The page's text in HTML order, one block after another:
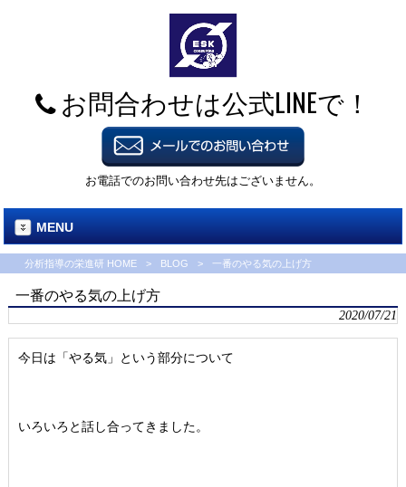
お問合わせは公式LINEで！
お電話でのお問い合わせ先はございません。
MENU
分析指導の栄進研 HOME > BLOG > 一番のやる気の上げ方
一番のやる気の上げ方
2020/07/21
今日は「やる気」という部分について
いろいろと話し合ってきました。